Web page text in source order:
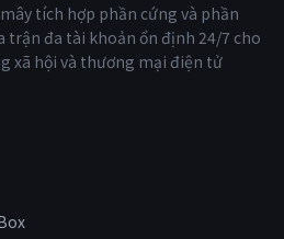
tích hợp phần cứng và phần
trận đa tài khoản ổn định 24/7 cho
xã hội và thương mại điện tử